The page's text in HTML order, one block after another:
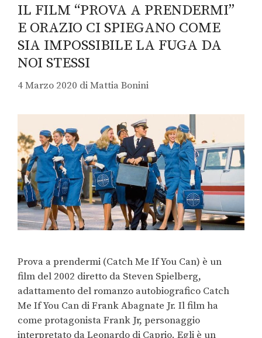
IL FILM “PROVA A PRENDERMI”
E ORAZIO CI SPIEGANO COME
SIA IMPOSSIBILE LA FUGA DA
NOI STESSI
4 Marzo 2020 diMattia Bonini
Prova a prendermi (Catch Me If You Can) è un
film del 2002 diretto da Steven Spielberg,
adattamento del romanzo autobiografico Catch
Me If You Can di Frank Abagnate Jr. Il film ha
come protagonista Frank Jr, personaggio
interpretato da Leonardo di Caprio. Egli è un